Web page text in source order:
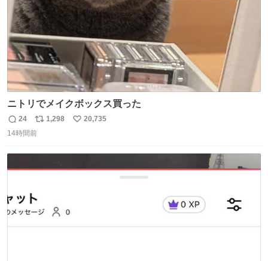
ニトリでメイクボックス買った
返
信
24
リ
ポ
1,298
い
20,735
14時間前